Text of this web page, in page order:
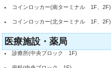
コインロッカー(南ターミナル 1F、2F)
コインロッカー(北ターミナル 1F、2F)
医療施設・薬局
診療所(中央ブロック 1F)